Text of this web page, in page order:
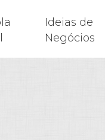
Ideias de
Negócios